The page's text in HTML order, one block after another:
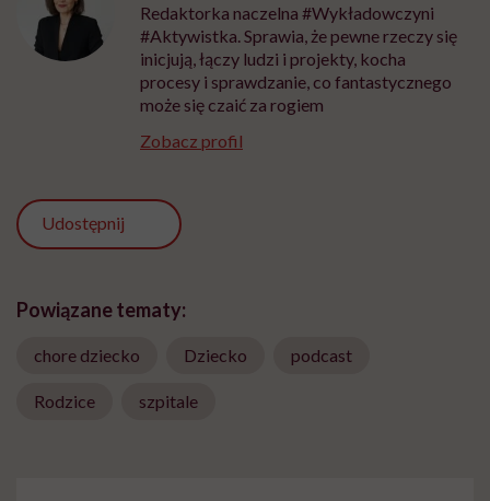
Redaktorka naczelna #Wykładowczyni
#Aktywistka. Sprawia, że pewne rzeczy się
inicjują, łączy ludzi i projekty, kocha
procesy i sprawdzanie, co fantastycznego
może się czaić za rogiem
Zobacz profil
Udostępnij
Powiązane tematy:
chore dziecko Dziecko podcast
Rodzice szpitale